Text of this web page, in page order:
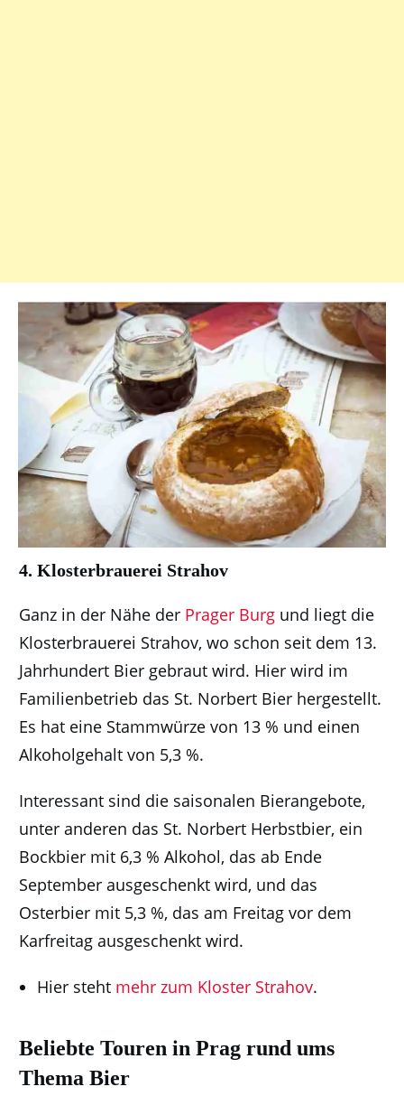
4. Klosterbrauerei Strahov
Ganz in der Nähe der Prager Burg und liegt die
Klosterbrauerei Strahov, wo schon seit dem 13.
Jahrhundert Bier gebraut wird. Hier wird im
Familienbetrieb das St. Norbert Bier hergestellt.
Es hat eine Stammwürze von 13 % und einen
Alkoholgehalt von 5,3 %.
Interessant sind die saisonalen Bierangebote,
unter anderen das St. Norbert Herbstbier, ein
Bockbier mit 6,3 % Alkohol, das ab Ende
September ausgeschenkt wird, und das
Osterbier mit 5,3 %, das am Freitag vor dem
Karfreitag ausgeschenkt wird.
Hier steht mehr zum Kloster Strahov.
Beliebte Touren in Prag rund ums
Thema Bier